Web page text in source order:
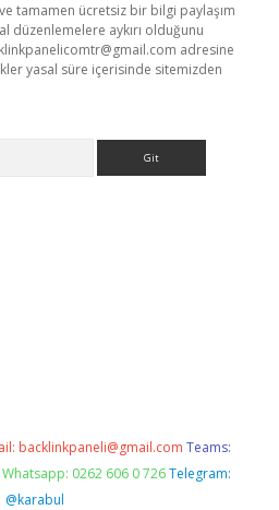
tamamen ücretsiz bir bilgi paylaşım
düzenlemelere aykırı olduğunu
adresine
yasal süre içerisinde sitemizden
backlinkpaneli@gmail.com Teams:
Whatsapp: 0262 606 0 726 Telegram:
@karabul